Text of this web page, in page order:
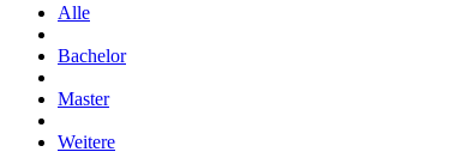
Alle
Bachelor
Master
Weitere